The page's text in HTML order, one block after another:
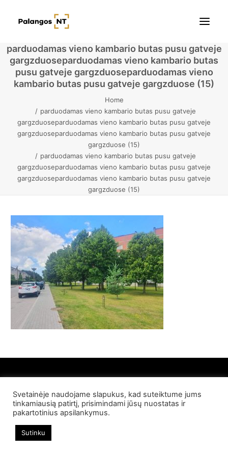
Pradžia
Namai / Kotedžai
Žemės sklypai
Kontaktai
parduodamas vieno kambario butas pusu gatveje
gargzduoseparduodamas vieno kambario butas
pusu gatveje gargzduoseparduodamas vieno
kambario butas pusu gatveje gargzduose (15)
Home
parduodamas vieno kambario butas pusu gatveje
gargzduoseparduodamas vieno kambario butas pusu gatveje
gargzduoseparduodamas vieno kambario butas pusu gatveje
gargzduose (15)
parduodamas vieno kambario butas pusu gatveje
gargzduoseparduodamas vieno kambario butas pusu gatveje
gargzduoseparduodamas vieno kambario butas pusu gatveje
gargzduose (15)
© 2022 Palangos NT. Visos teisės saugomos
Svetainėje naudojame slapukus, kad suteiktume jums
tinkamiausią patirtį, prisimindami jūsų nuostatas ir
pakartotinius apsilankymus.
Sutinku